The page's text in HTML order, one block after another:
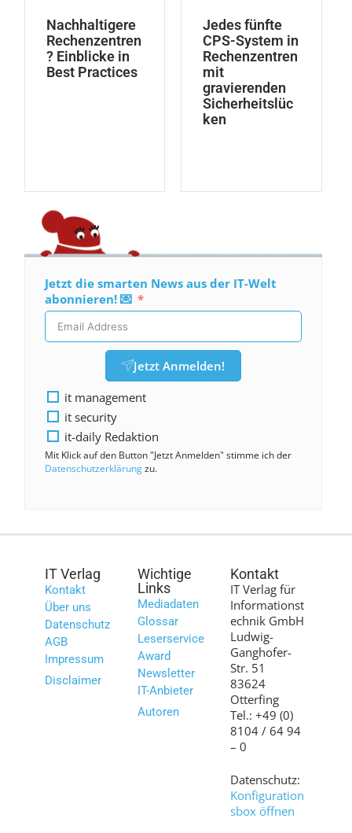
Nachhaltigere
Rechenzentren
? Einblicke in
Best Practices
Jedes fünfte
CPS-System in
Rechenzentren
mit
gravierenden
Sicherheitslüc
ken
Jetzt die smarten News aus der IT-Welt
abonnieren! 💌
Jetzt Anmelden!
it management
it security
it-daily Redaktion
Mit Klick auf den Button "Jetzt Anmelden" stimme ich der
Datenschutzerklärungzu.
IT Verlag
Kontakt
Über uns
Datenschutz
AGB
Impressum
Disclaimer
Wichtige
Links
Mediadaten
Glossar
Leserservice
Award
Newsletter
IT-Anbieter
Autoren
Kontakt
IT Verlag für
Informationst
echnik GmbH
Ludwig-
Ganghofer-
Str. 51
83624
Otterfing
Tel.: +49 (0)
8104 / 64 94
– 0
Datenschutz:
Konfiguration
sbox öffnen